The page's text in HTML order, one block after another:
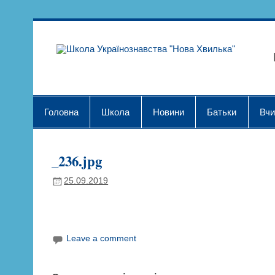
Головна Школа Новини Батьки
_236.jpg
25.09.2019
Leave a comment